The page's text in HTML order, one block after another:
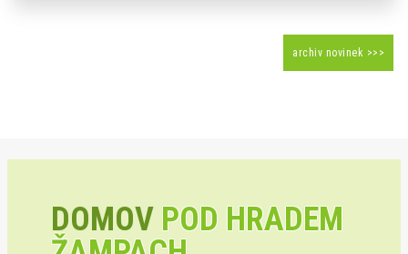
archiv novinek >>>
DOMOV POD HRADEM